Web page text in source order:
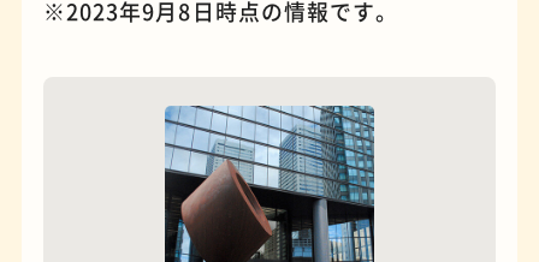
※2023年9月8日時点の情報です。